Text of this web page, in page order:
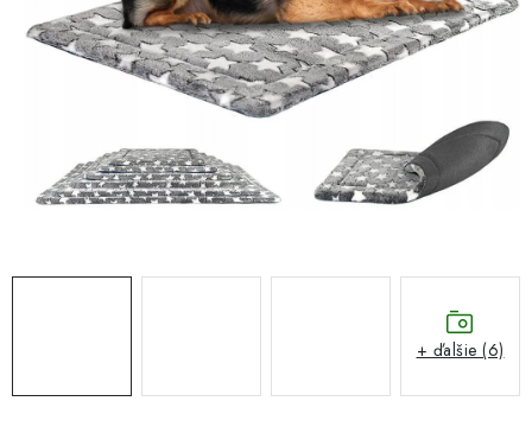
Náš príbeh od začiatku Doprava Kontakt
Blog
Hodnotenie obchodu
Obchodné podmienky
+ ďalšie (6)